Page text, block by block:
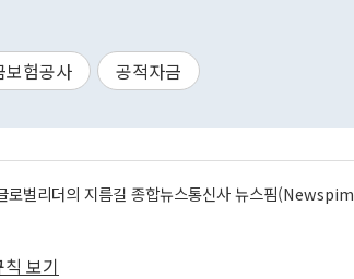
보험공사 공적자금
로벌리더의 지름길 종합뉴스통신사 뉴스핌
보기